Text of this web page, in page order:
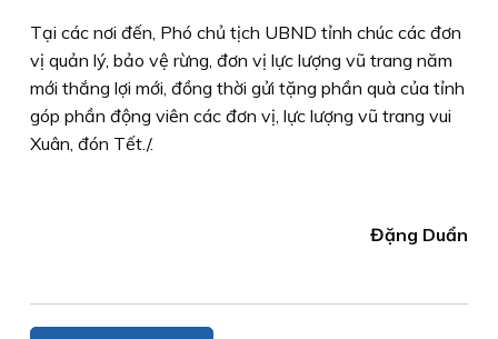
Tại các nơi đến, Phó chủ tịch UBND tỉnh chúc các đơn
vị quản lý, bảo vệ rừng, đơn vị lực lượng vũ trang năm
mới thắng lợi mới, đồng thời gửi tặng phần quà của tỉnh
góp phần động viên các đơn vị, lực lượng vũ trang vui
Xuân, đón Tết./.
Đặng Duẩn